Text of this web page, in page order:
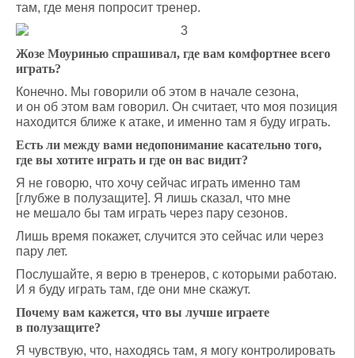
там, где меня попросит тренер.
Жозе Моуринью спрашивал, где вам комфортнее всего
играть?
Конечно. Мы говорили об этом в начале сезона,
и он об этом вам говорил. Он считает, что моя позиция
находится ближе к атаке, и именно там я буду играть.
Есть ли между вами недопонимание касательно того,
где вы хотите играть и где он вас видит?
Я не говорю, что хочу сейчас играть именно там
[глубже в полузащите]. Я лишь сказал, что мне
не мешало бы там играть через пару сезонов.
Лишь время покажет, случится это сейчас или через
пару лет.
Послушайте, я верю в тренеров, с которыми работаю.
И я буду играть там, где они мне скажут.
Почему вам кажется, что вы лучше играете
в полузащите?
Я чувствую, что, находясь там, я могу контролировать